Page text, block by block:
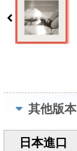
其他版本
日本進口